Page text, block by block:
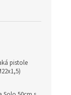
pistole